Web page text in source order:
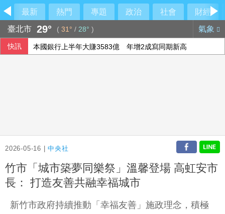
最新 熱門 專題 政治 社會
財經
臺北市 29° ( 31° / 28° ) 氣象
快訊 本國銀行上半年大賺3583億 年增2成寫同期新高
2026-05-16 |中央社
竹市「城市築夢同樂祭」溫馨登場 高虹安市
長： 打造友善共融幸福城市
新竹市政府持續推動「幸福友善」施政理念，積極